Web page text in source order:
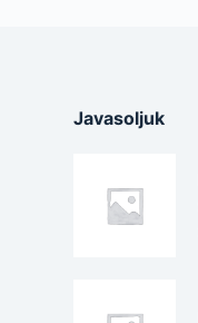
Javasoljuk